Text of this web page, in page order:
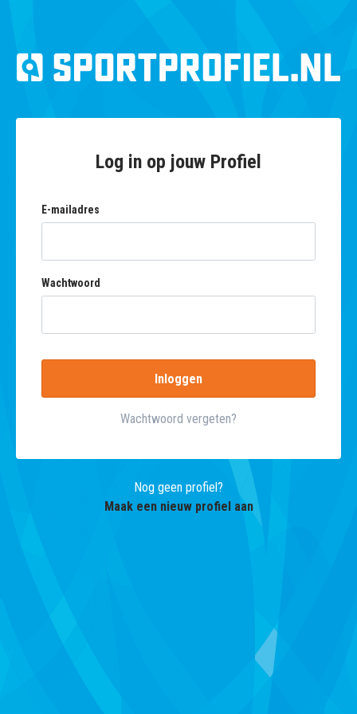
Log in op jouw Profiel
E-mailadres
Wachtwoord
Wachtwoord vergeten?
Nog geen profiel?
Maak een nieuw profiel aan